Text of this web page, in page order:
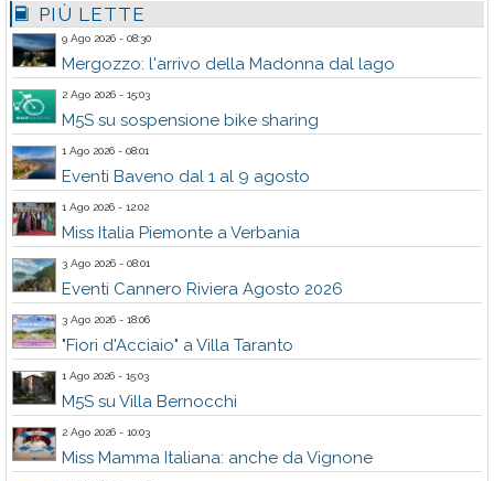
PIÙ LETTE
9 Ago 2026 - 08:30
Mergozzo: l'arrivo della Madonna dal lago
2 Ago 2026 - 15:03
M5S su sospensione bike sharing
1 Ago 2026 - 08:01
Eventi Baveno dal 1 al 9 agosto
1 Ago 2026 - 12:02
Miss Italia Piemonte a Verbania
3 Ago 2026 - 08:01
Eventi Cannero Riviera Agosto 2026
3 Ago 2026 - 18:06
"Fiori d'Acciaio" a Villa Taranto
1 Ago 2026 - 15:03
M5S su Villa Bernocchi
2 Ago 2026 - 10:03
Miss Mamma Italiana: anche da Vignone